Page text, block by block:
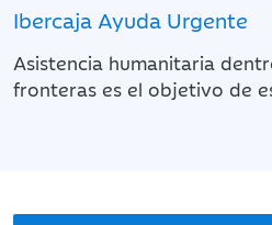
Ibercaja Ayuda Urgente
Asistencia humanitaria
fronteras es el objetivo de